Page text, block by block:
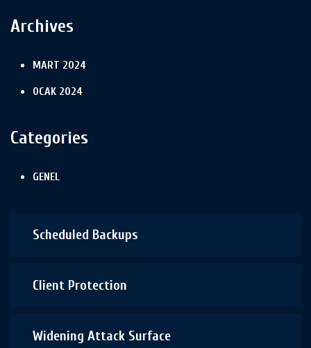
Archives
MART 2024
OCAK 2024
Categories
GENEL
Scheduled Backups
Client Protection
Widening Attack Surface